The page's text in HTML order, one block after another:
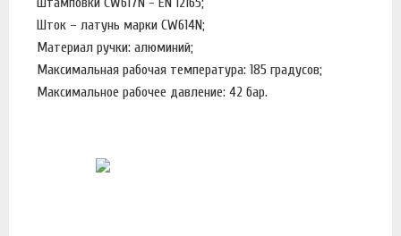
Шток – латунь марки CW614N;
Материал ручки: алюминий;
Максимальная рабочая температура: 185 градусов;
Максимальное рабочее давление: 42 бар.